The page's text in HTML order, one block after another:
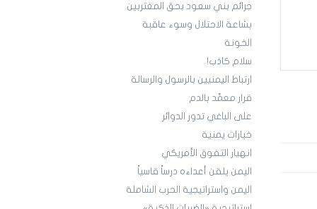
جرائم بني سعود بحق المغتربين
بشاعة الاحتلال وسوء عاقبة
الخونة
سلام كاذب!
ارتباط اليمنيين بالرسول والرسالة
قرار معمَّد بالدم
على الباغي تدور الدوائر
خيارات يمنية
انهيار التفوق الأمريكي
اليمن يلقن أعداءه درساً قاسياً
اليمن واستراتيجية الحرب الشاملة